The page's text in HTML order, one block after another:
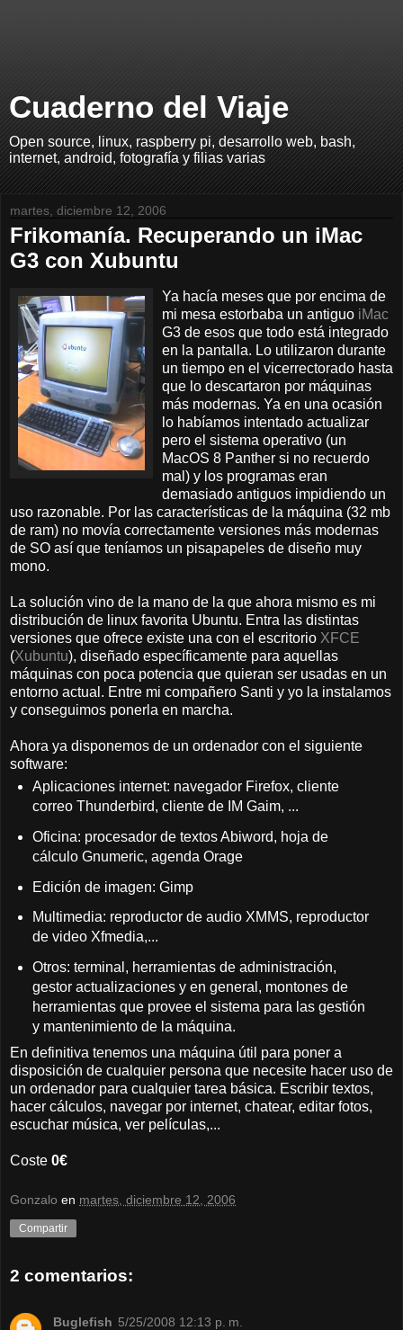
Cuaderno del Viaje
Open source, linux, raspberry pi, desarrollo web, bash,
internet, android, fotografía y filias varias
martes, diciembre 12, 2006
Frikomanía. Recuperando un iMac
G3 con Xubuntu
Ya hacía meses que por encima de
mi mesa estorbaba un antiguo iMac
G3 de esos que todo está integrado
en la pantalla. Lo utilizaron durante
un tiempo en el vicerrectorado hasta
que lo descartaron por máquinas
más modernas. Ya en una ocasión
lo habíamos intentado actualizar
pero el sistema operativo (un
MacOS 8 Panther si no recuerdo
mal) y los programas eran
demasiado antiguos impidiendo un
uso razonable. Por las características de la máquina (32 mb
de ram) no movía correctamente versiones más modernas
de SO así que teníamos un pisapapeles de diseño muy
mono.
La solución vino de la mano de la que ahora mismo es mi
distribución de linux favorita Ubuntu. Entra las distintas
versiones que ofrece existe una con el escritorio XFCE
(Xubuntu), diseñado específicamente para aquellas
máquinas con poca potencia que quieran ser usadas en un
entorno actual. Entre mi compañero Santi y yo la instalamos
y conseguimos ponerla en marcha.
Ahora ya disponemos de un ordenador con el siguiente
software:
Aplicaciones internet: navegador Firefox, cliente
correo Thunderbird, cliente de IM Gaim, ...
Oficina: procesador de textos Abiword, hoja de
cálculo Gnumeric, agenda Orage
Edición de imagen: Gimp
Multimedia: reproductor de audio XMMS, reproductor
de video Xfmedia,...
Otros: terminal, herramientas de administración,
gestor actualizaciones y en general, montones de
herramientas que provee el sistema para las gestión
y mantenimiento de la máquina.
En definitiva tenemos una máquina útil para poner a
disposición de cualquier persona que necesite hacer uso de
un ordenador para cualquier tarea básica. Escribir textos,
hacer cálculos, navegar por internet, chatear, editar fotos,
escuchar música, ver películas,...
Coste 0€
Gonzalo en martes, diciembre 12, 2006
Compartir
2 comentarios:
Buglefish 5/25/2008 12:13 p. m.